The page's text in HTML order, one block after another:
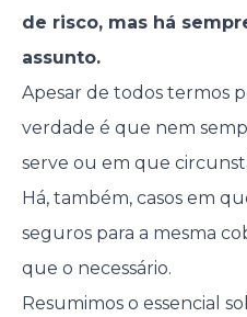
de risco, mas há
assunto.
Apesar de todos termos
verdade é que nem
serve ou em que
Há, também, casos em
seguros para a mesma
que o necessário.
Resumimos o essencial